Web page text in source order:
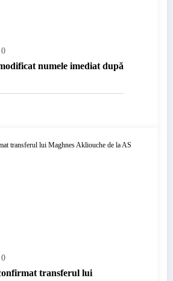
0
numele imediat după
0
transferul lui